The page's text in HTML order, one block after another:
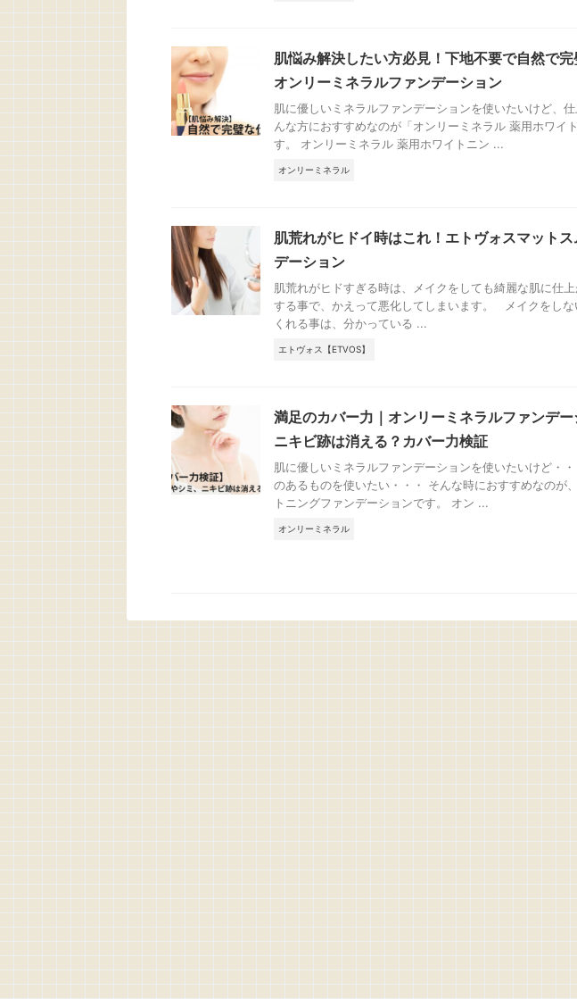
肌悩み解決したい方必見！下地不要で自然で
オンリーミネラルファンデーション
肌に優しいミネラルファンデーションを使いたいけど、
んな方におすすめなのが「オンリーミネラル 薬用ホワイ
す。 オンリーミネラル 薬用ホワイトニン ...
オンリーミネラル
肌荒れがヒドイ時はこれ！エトヴォスマット
デーション
肌荒れがヒドすぎる時は、メイクをしても綺麗な肌に仕
する事で、かえって悪化してしまいます。 メイクをし
くれる事は、分かっている ...
エトヴォス【ETVOS】
満足のカバー力｜オンリーミネラルファンデー
ニキビ跡は消える？カバー力検証
肌に優しいミネラルファンデーションを使いたいけど・
のあるものを使いたい・・・ そんな時におすすめなのが
トニングファンデーションです。 オン ...
オンリーミネラル